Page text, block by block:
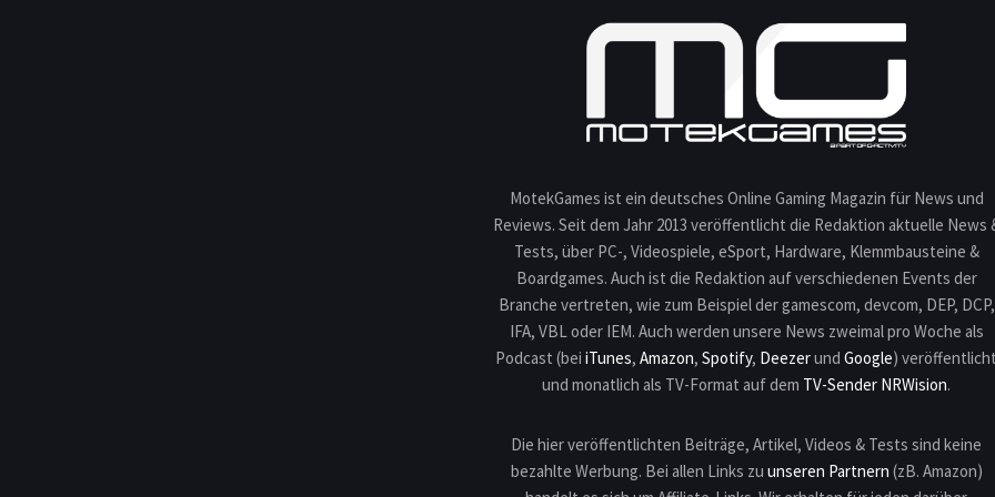
MotekGames ist ein deutsches Online Gaming Magazin für News und
Reviews. Seit dem Jahr 2013 veröffentlicht die Redaktion aktuelle News
Tests, über PC-, Videospiele, eSport, Hardware, Klemmbausteine &
Boardgames. Auch ist die Redaktion auf verschiedenen Events der
Branche vertreten, wie zum Beispiel der gamescom, devcom, DEP, DCP,
IFA, VBL oder IEM. Auch werden unsere News zweimal pro Woche als
Podcast (bei iTunes, Amazon, Spotify, Deezerund Google)
und monatlich als TV-Format auf dem TV-Sender NRWision.
Die hier veröffentlichten Beiträge, Artikel, Videos & Tests sind keine
bezahlte Werbung. Bei allen Links zu unseren Partnern (zB. Amazon)